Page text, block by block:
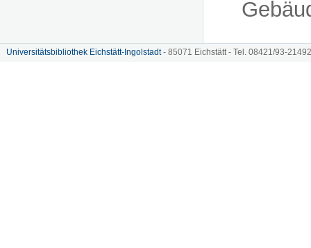
Universitätsbibliothek Eichstätt-Ingolstadt- 85071 Eichstätt - Tel. 08421/93-